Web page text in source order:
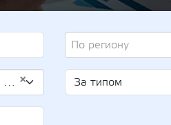
По региону
×